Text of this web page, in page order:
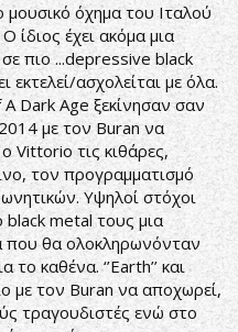
μουσικό όχημα του Ιταλού
ίδιος έχει ακόμα μια
πιο ...depressive black
ασχολείται με όλα.
A Dark Age ξεκίνησαν σαν
με τον Buran να
Vittorio τις κιθάρες,
τον προγραμματισμό
Υψηλοί στόχοι
black metal τους μια
που θα ολοκληρωνόνταν
το καθένα. ‘’Earth’’ και
με τον Buran να αποχωρεί,
τραγουδιστές ενώ στο